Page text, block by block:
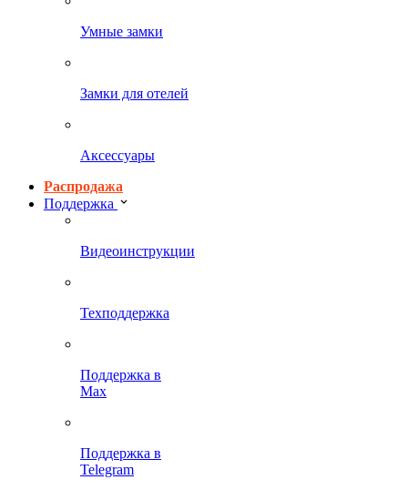
Умные замки
Замки для отелей
Аксессуары
Распродажа
Поддержка
Видеоинструкции
Техподдержка
Поддержка в
Max
Поддержка в
Telegram